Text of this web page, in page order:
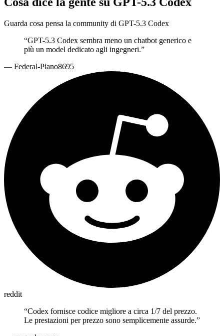
Guarda cosa pensa la community di GPT-5.3 Codex
“GPT-5.3 Codex sembra meno un chatbot generico e
più un model dedicato agli ingegneri.”
— Federal-Piano8695
reddit
“Codex fornisce codice migliore a circa 1/7 del prezzo.
Le prestazioni per prezzo sono semplicemente assurde.”